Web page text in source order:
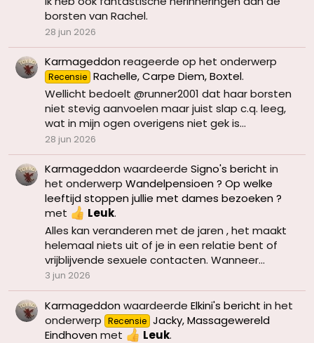
borsten van Rachel.
28 jun 2026
Karmageddon reageerde op het onderwerp
Recensie Rachelle, Carpe Diem, Boxtel.
Wellicht bedoelt @runner2001 dat haar borsten
niet stevig aanvoelen maar juist slap c.q. leeg,
wat in mijn ogen overigens niet gek is...
28 jun 2026
Karmageddon waardeerde Signo's bericht in
het onderwerp Wandelpensioen ? Op welke
leeftijd stoppen jullie met dames bezoeken ?
met
Leuk.
Alles kan veranderen met de jaren , het maakt
helemaal niets uit of je in een relatie bent of
vrijblijvende sexuele contacten. Wanneer...
3 jun 2026
Karmageddon waardeerde Elkini's bericht in het
onderwerp Recensie Jacky, Massagewereld
Eindhoven met Leuk.